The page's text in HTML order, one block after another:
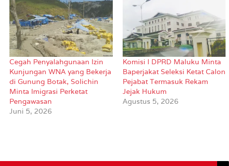
Cegah Penyalahgunaan Izin
Kunjungan WNA yang Bekerja
di Gunung Botak, Solichin
Minta Imigrasi Perketat
Pengawasan
Juni 5, 2026
Komisi I DPRD Maluku Minta
Baperjakat Seleksi Ketat Calon
Pejabat Termasuk Rekam
Jejak Hukum
Agustus 5, 2026